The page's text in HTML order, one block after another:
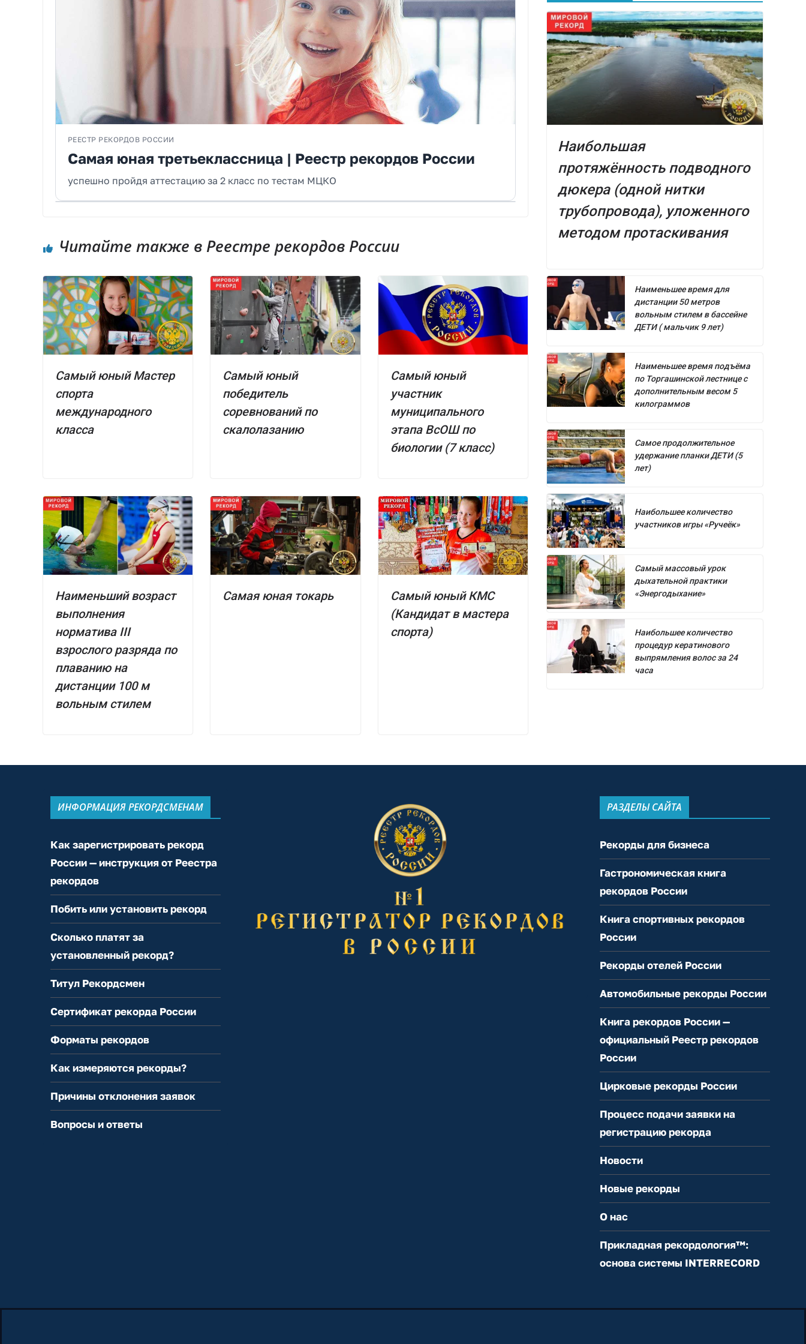
РЕЕСТР РЕКОРДОВ РОССИИ
Самая юная третьеклассница | Реестр рекордов России
успешно пройдя аттестацию за 2 класс по тестам МЦКО
Читайте также в Реестре рекордов России
Самый юный Мастер
спорта
международного
класса
Самый юный
победитель
соревнований по
скалолазанию
Самый юный
участник
муниципального
этапа ВсОШ по
биологии (7 класс)
Наименьший возраст
выполнения
норматива III
взрослого разряда по
плаванию на
дистанции 100 м
вольным стилем
Самая юная токарь
Самый юный КМС
(Кандидат в мастера
спорта)
Наибольшая
протяжённость подводного
дюкера (одной нитки
трубопровода), уложенного
методом протаскивания
Наименьшее время для
дистанции 50 метров
вольным стилем в бассейне
ДЕТИ ( мальчик 9 лет)
Наименьшее время подъёма
по Торгашинской лестнице с
дополнительным весом 5
килограммов
Самое продолжительное
удержание планки ДЕТИ (5
лет)
Наибольшее количество
участников игры «Ручеёк»
Самый массовый урок
дыхательной практики
«Энергодыхание»
Наибольшее количество
процедур кератинового
выпрямления волос за 24
часа
ИНФОРМАЦИЯ РЕКОРДСМЕНАМ
Как зарегистрировать рекорд
России — инструкция от Реестра
рекордов
Побить или установить рекорд
Сколько платят за
установленный рекорд?
Титул Рекордсмен
Сертификат рекорда России
Форматы рекордов
Как измеряются рекорды?
Причины отклонения заявок
Вопросы и ответы
РАЗДЕЛЫ САЙТА
Рекорды для бизнеса
Гастрономическая книга
рекордов России
Книга спортивных рекордов
России
Рекорды отелей России
Автомобильные рекорды России
Книга рекордов России —
официальный Реестр рекордов
России
Цирковые рекорды России
Процесс подачи заявки на
регистрацию рекорда
Новости
Новые рекорды
О нас
Прикладная рекордология™:
основа системы INTERRECORD